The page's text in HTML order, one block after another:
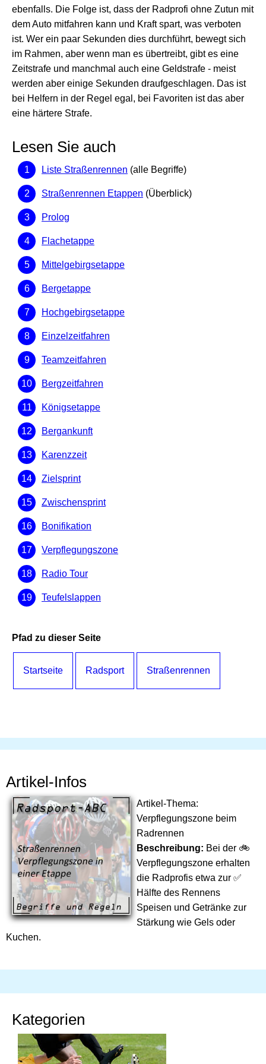
ebenfalls. Die Folge ist, dass der Radprofi ohne Zutun mit
dem Auto mitfahren kann und Kraft spart, was verboten
ist. Wer ein paar Sekunden dies durchführt, bewegt sich
im Rahmen, aber wenn man es übertreibt, gibt es eine
Zeitstrafe und manchmal auch eine Geldstrafe - meist
werden aber einige Sekunden draufgeschlagen. Das ist
bei Helfern in der Regel egal, bei Favoriten ist das aber
eine härtere Strafe.
Lesen Sie auch
Liste Straßenrennen (alle Begriffe)
Straßenrennen Etappen (Überblick)
Prolog
Flachetappe
Mittelgebirgsetappe
Bergetappe
Hochgebirgsetappe
Einzelzeitfahren
Teamzeitfahren
Bergzeitfahren
Königsetappe
Bergankunft
Karenzzeit
Zielsprint
Zwischensprint
Bonifikation
Verpflegungszone
Radio Tour
Teufelslappen
Pfad zu dieser Seite
Startseite Radsport Straßenrennen
Artikel-Infos
Artikel-Thema:
Verpflegungszone beim
Radrennen
Beschreibung: Bei der 🚲
Verpflegungszone erhalten
die Radprofis etwa zur ✅
Hälfte des Rennens
Speisen und Getränke zur
Stärkung wie Gels oder
Kuchen.
Kategorien